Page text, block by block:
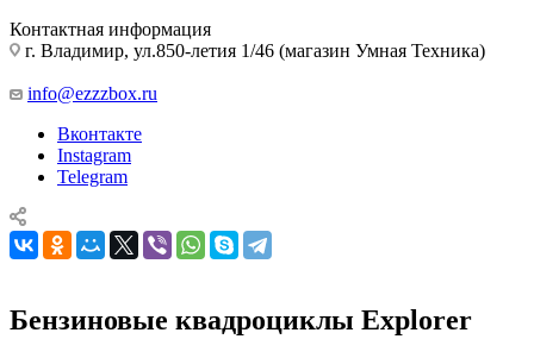
Контактная информация
г. Владимир, ул.850-летия 1/46 (магазин Умная Техника)
info@ezzzbox.ru
Вконтакте
Instagram
Telegram
Бензиновые квадроциклы Explorer